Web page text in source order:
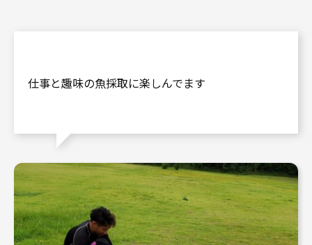
仕事と趣味の魚採取に楽しんでます